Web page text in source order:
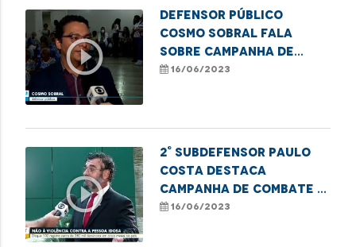
play_circle_outline
Defensor público
Cosmo Sobral fala
sobre Campanha de
Combate à Violência
16/06/2023
play_circle_outline
2° Subdefensor Paulo
Costa destaca
campanha de combate à
violência contra a
16/06/2023